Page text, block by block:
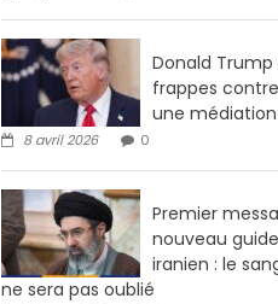
Donald Trump
frappes contre
une
8 avril 2026 0
Premier
nouveau
iranien : le
ne sera pas oublié